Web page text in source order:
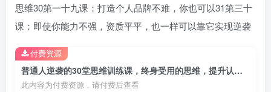
思维30第一十九课：打造个人品牌不难，你也可以31第三十
课：即使你能力不强，资质平平，也一样可以靠它实现逆袭
普通人逆袭的30堂思维训练课，终身受用的思维，提升认知，实现逆袭
此内容为付费资源，请付费后查看
付费资源